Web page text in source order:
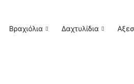
Βραχιόλια Δαχτυλίδια